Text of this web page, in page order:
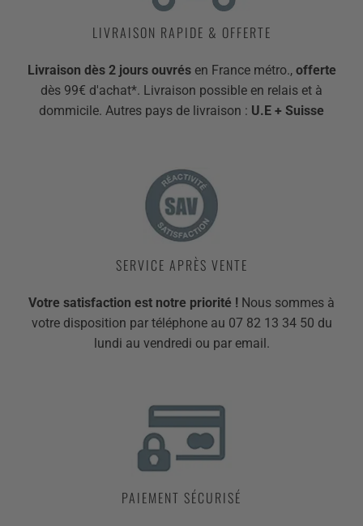
LIVRAISON RAPIDE & OFFERTE
Livraison dès 2 jours ouvrésen France métro., offerte
dès 99€ d'achat*. Livraison possible en relais et à
dommicile. Autres pays de livraison : U.E + Suisse
SERVICE APRÈS VENTE
Votre satisfaction est notre priorité ! Nous sommes à
votre disposition par téléphone au 07 82 13 34 50 du
lundi au vendredi ou par email.
PAIEMENT SÉCURISÉ